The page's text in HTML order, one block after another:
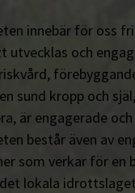
innebär för oss
och
sund kropp och
är engagerade och
består även av
som verkar för en
lokala